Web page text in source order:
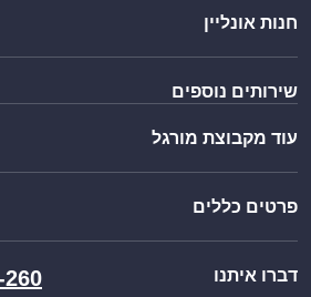
חנות אונליין
שולחנות ומשטחי עבודה
ציוד מטבח
מוצרי פרזול נירוסטה
מוצרים נוספים
שירותים נוספים
הוראות הרכבה
בקשת הצעת מחיר
קטלוג מוצרים
כניסה לאזור אישי
עוד מקבוצת מורגל
וואנגו קרוואנים
פול סרוויס
פרטים כללים
חוויית הבישול החדשה
דברו איתנו
260